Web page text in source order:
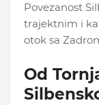
Povezanost
trajektnim i
otok sa
Od